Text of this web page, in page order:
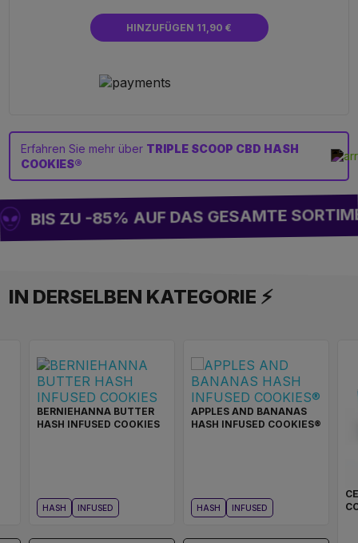
HINZUFÜGEN 11,90 €
Erfahren Sie mehr über TRIPLE SCOOP CBD HASH
COOKIES®
BIS ZU -85% AUF DAS GESAMTE
IN DERSELBEN KATEGORIE ⚡
BERNIEHANNA BUTTER
HASH INFUSED COOKIES
HASH INFUSED
APPLES AND BANANAS
HASH INFUSED COOKIES®
HASH INFUSED